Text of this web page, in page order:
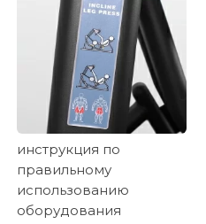
инструкция по
правильному
использованию
оборудования